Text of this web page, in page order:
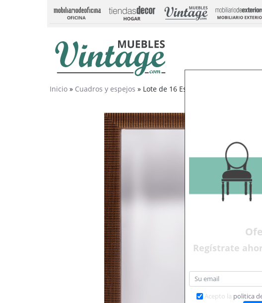
Inicio » Cuadros y espejos » Lote de 16 Espejos Pared de
Regístrate
Acepto la politica